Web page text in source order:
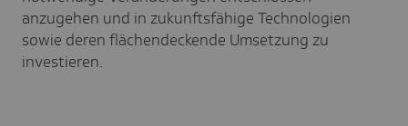
anzugehen und in zukunftsfähige Technologien
sowie deren flächendeckende Umsetzung zu
investieren.